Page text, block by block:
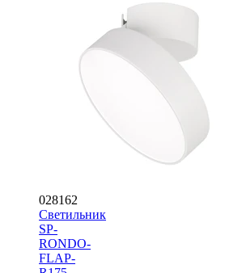
028162
Светильник
SP-
RONDO-
FLAP-